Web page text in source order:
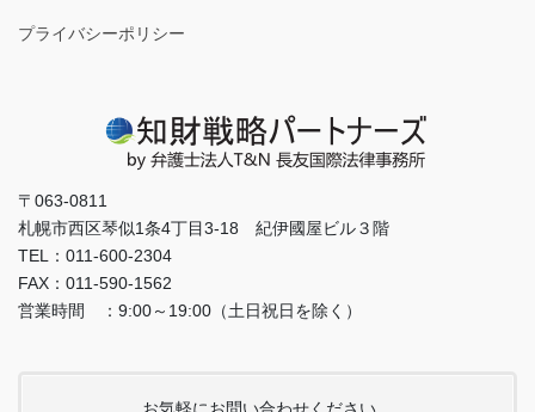
プライバシーポリシー
〒063-0811
札幌市西区琴似1条4丁目3-18 紀伊國屋ビル３階
TEL：011-600-2304
FAX：011-590-1562
営業時間 ：9:00～19:00（土日祝日を除く）
お気軽にお問い合わせください。